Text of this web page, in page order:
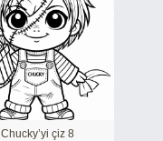
Chucky’yi çiz 8